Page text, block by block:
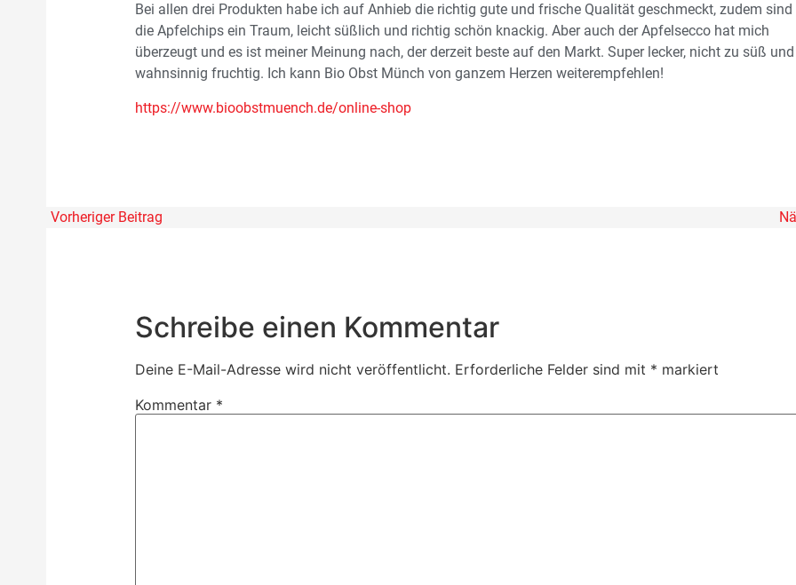
Bei allen drei Produkten habe ich auf Anhieb die richtig gute und frische Qualität geschmeckt, zudem sind
die Apfelchips ein Traum, leicht süßlich und richtig schön knackig. Aber auch der Apfelsecco hat mich
überzeugt und es ist meiner Meinung nach, der derzeit beste auf den Markt. Super lecker, nicht zu süß und
wahnsinnig fruchtig. Ich kann Bio Obst Münch von ganzem Herzen weiterempfehlen!
https://www.bioobstmuench.de/online-shop
Vorheriger Beitrag
Schreibe einen Kommentar
Deine E-Mail-Adresse wird nicht veröffentlicht. Erforderliche Felder sind mit * markiert
Kommentar *